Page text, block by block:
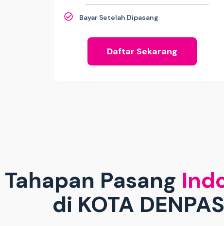
Bayar Setelah Dipasang
Daftar Sekarang
Tahapan Pasang
di KOTA